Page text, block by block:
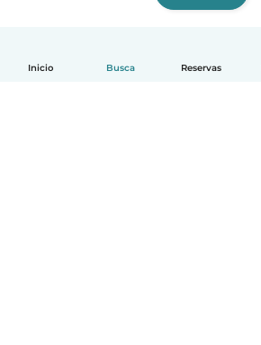
Inicio Busca Reservas